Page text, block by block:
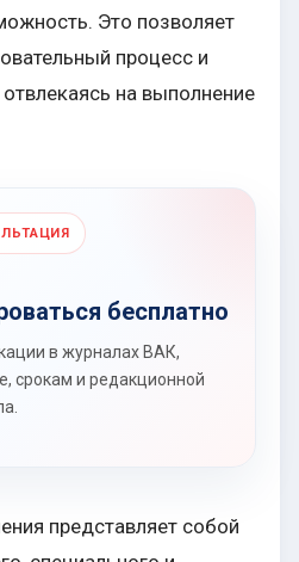
Это позволяет
процесс и
на выполнение
бесплатно
в журналах ВАК,
срокам и редакционной
представляет собой